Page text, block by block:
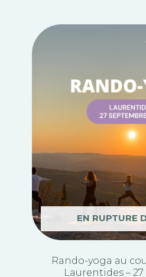
EN RUPTURE
Rando-yoga au
Laurentides –